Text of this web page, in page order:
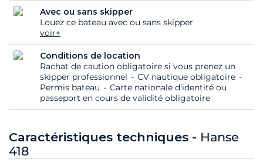
Avec ou sans skipper
Louez ce bateau avec ou sans skipper
voir+
Conditions de location
Rachat de caution obligatoire si vous prenez un
skipper professionnel
CV nautique obligatoire
Permis bateau
Carte nationale d'identité ou
passeport en cours de validité obligatoire
Caractéristiques techniques - Hanse
418